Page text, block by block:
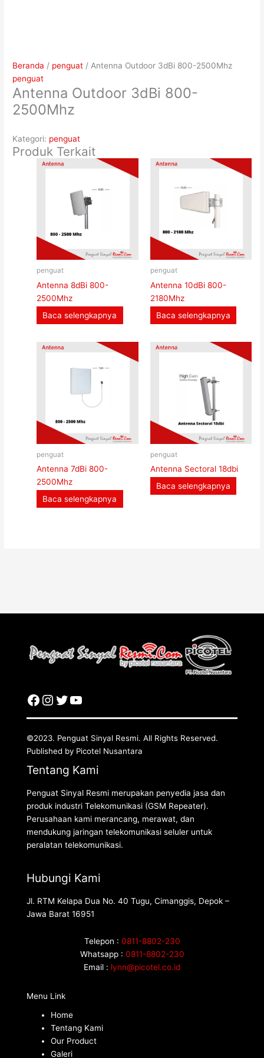
Beranda / penguat / Antenna Outdoor 3dBi 800-2500Mhz
penguat
Antenna Outdoor 3dBi 800-
2500Mhz
Kategori: penguat
Produk Terkait
penguat
Antenna 8dBi 800-
2500Mhz
Baca selengkapnya
penguat
Antenna 10dBi 800-
2180Mhz
Baca selengkapnya
penguat
Antenna 7dBi 800-
2500Mhz
Baca selengkapnya
penguat
Antenna Sectoral 18dbi
Baca selengkapnya
©2023. Penguat Sinyal Resmi. All Rights Reserved.
Published by Picotel Nusantara
Tentang Kami
Penguat Sinyal Resmi merupakan penyedia jasa dan
produk industri Telekomunikasi (GSM Repeater).
Perusahaan kami merancang, merawat, dan
mendukung jaringan telekomunikasi seluler untuk
peralatan telekomunikasi.
Hubungi Kami
Jl. RTM Kelapa Dua No. 40 Tugu, Cimanggis, Depok –
Jawa Barat 16951
Telepon : 0811-8802-230
Whatsapp : 0811-8802-230
Email : lynn@picotel.co.id
Menu Link
Home
Tentang Kami
Our Product
Galeri